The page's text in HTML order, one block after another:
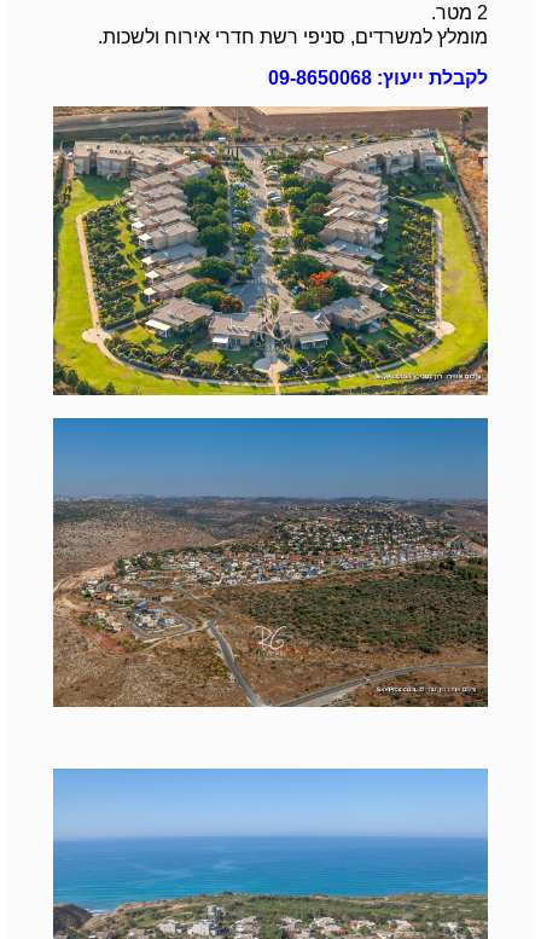
2 מטר.
מומלץ למשרדים, סניפי רשת חדרי אירוח ולשכות.
לקבלת ייעוץ: 09-8650068